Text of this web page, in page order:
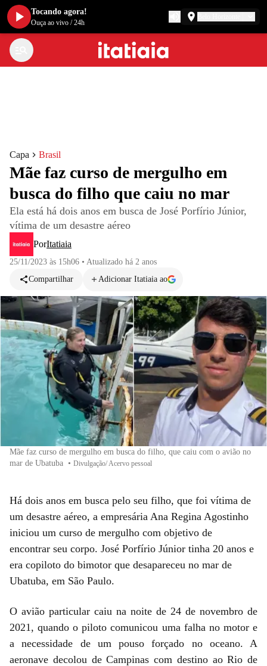
Capa Brasil
Mãe faz curso de mergulho em
busca do filho que caiu no mar
Ela está há dois anos em busca de José Porfírio Júnior,
vítima de um desastre aéreo
PorItatiaia
25/11/2023 às 15h06 • Atualizado há 2 anos
Compartilhar
Adicionar Itatiaia ao
Mãe faz curso de mergulho em busca do filho, que caiu com o avião no
mar de Ubatuba • Divulgação/ Acervo pessoal
Há dois anos em busca pelo seu filho, que foi vítima de
um desastre aéreo, a empresária Ana Regina Agostinho
iniciou um curso de mergulho com objetivo de
encontrar seu corpo. José Porfírio Júnior tinha 20 anos e
era copiloto do bimotor que desapareceu no mar de
Ubatuba, em São Paulo.
O avião particular caiu na noite de 24 de novembro de
2021, quando o piloto comunicou uma falha no motor e
a necessidade de um pouso forçado no oceano. A
aeronave decolou de Campinas com destino ao Rio de
Tocando agora!
Ouça ao vivo /24h